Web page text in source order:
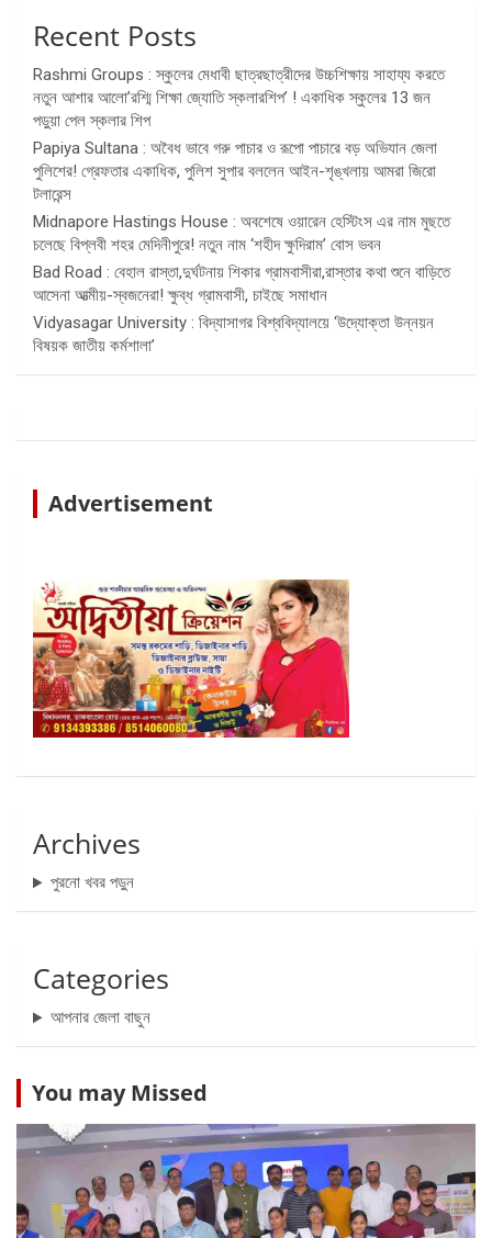
Recent Posts
Rashmi Groups : স্কুলের মেধাবী ছাত্রছাত্রীদের উচ্চশিক্ষায় সাহায্য করতে
নতুন আশার আলো’রশ্মি শিক্ষা জ্যোতি স্কলারশিপ’ ! একাধিক স্কুলের 13 জন
পড়ুয়া পেল স্কলার শিপ
Papiya Sultana : অবৈধ ভাবে গরু পাচার ও রূপো পাচারে বড় অভিযান জেলা
পুলিশের! গ্রেফতার একাধিক, পুলিশ সুপার বললেন আইন-শৃঙ্খলায় আমরা জিরো
টলারেন্স
Midnapore Hastings House : অবশেষে ওয়ারেন হেস্টিংস এর নাম মুছতে
চলেছে বিপ্লবী শহর মেদিনীপুরে! নতুন নাম ‘শহীদ ক্ষুদিরাম’ বোস ভবন
Bad Road : বেহাল রাস্তা,দুর্ঘটনায় শিকার গ্রামবাসীরা,রাস্তার কথা শুনে বাড়িতে
আসেনা আত্মীয়-স্বজনেরা! ক্ষুব্ধ গ্রামবাসী, চাইছে সমাধান
Vidyasagar University : বিদ্যাসাগর বিশ্ববিদ্যালয়ে ‘উদ্যোক্তা উন্নয়ন
বিষয়ক জাতীয় কর্মশালা’
Advertisement
Archives
পুরনো খবর পড়ুন
Categories
আপনার জেলা বাছুন
You may Missed